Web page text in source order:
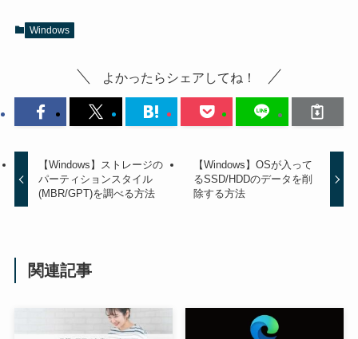
Windows
よかったらシェアしてね！
【Windows】ストレージの
パーティションスタイル
(MBR/GPT)を調べる方法
【Windows】OSが入って
るSSD/HDDのデータを削
除する方法
関連記事